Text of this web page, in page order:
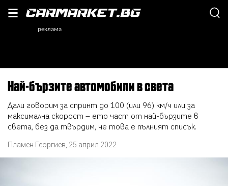
Най-бързите автомобили в света
Дали говорим за спринт до 100 (или 96) км/ч или за
максимална скорост – ето част от най-бързите в
света, без да твърдим, че това е пълният списък.
Пламен Георгиев 25 април 2022